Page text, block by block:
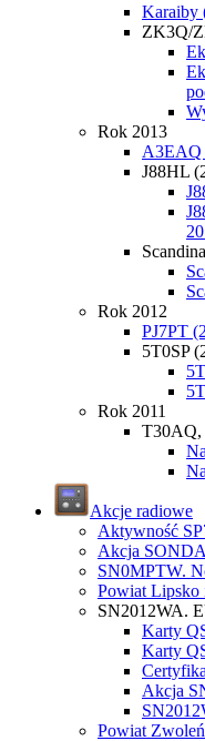
Karaiby
ZK3Q/
Rok 2013
A3EAQ
J88HL
Rok 2012
PJ7PT
5T0SP
Rok 2011
T30AQ,
Akcje radiowe
Aktywność
Akcja
SN0MPTW.
Powiat Lipsko
SN2012WA.
Karty
Karty
Akcja
Powiat